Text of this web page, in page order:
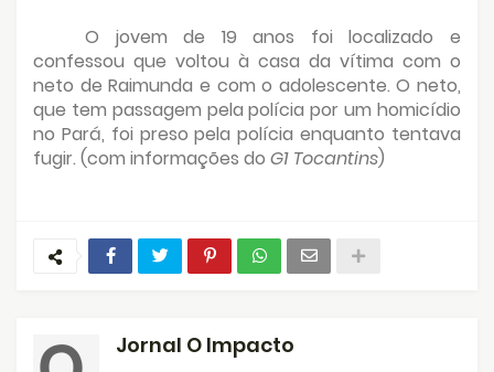
O jovem de 19 anos foi localizado e
confessou que voltou à casa da vítima com o
neto de Raimunda e com o adolescente. O neto,
que tem passagem pela polícia por um homicídio
no Pará, foi preso pela polícia enquanto tentava
fugir. (com informações do G1 Tocantins)
Jornal O Impacto